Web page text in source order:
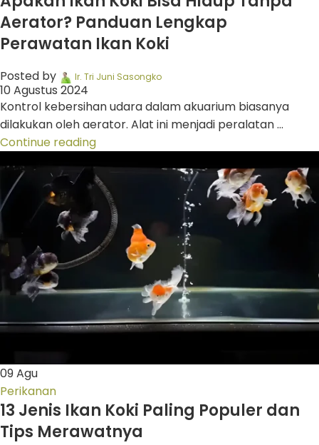
Aerator? Panduan Lengkap
Perawatan Ikan Koki
Posted by Ir. Tri Juni Sasongko
10 Agustus 2024
Kontrol kebersihan udara dalam akuarium biasanya
dilakukan oleh aerator. Alat ini menjadi peralatan ...
Continue reading
09Agu
Perikanan
13 Jenis Ikan Koki Paling Populer dan
Tips Merawatnya